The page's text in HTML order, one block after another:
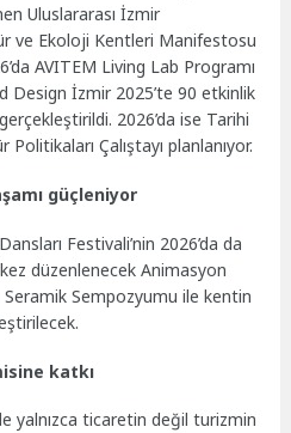
Uluslararası İzmir
ve Ekoloji Kentleri Manifestosu
AVITEM Living Lab Programı
Design İzmir 2025’te 90 etkinlik
gerçekleştirildi. 2026’da ise Tarihi
Politikaları Çalıştayı planlanıyor.
güçleniyor
Festivali’nin 2026’da da
düzenlenecek Animasyon
Seramik Sempozyumu ile kentin
katkı
yalnızca ticaretin değil turizmin